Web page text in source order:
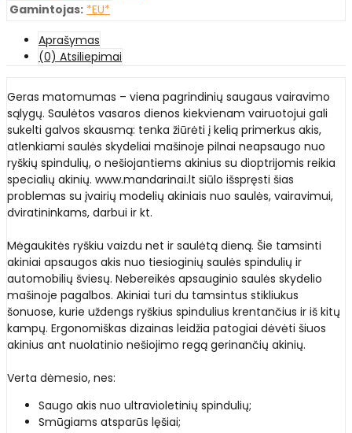
Gamintojas: *EU*
Aprašymas
(0) Atsiliepimai
Geras matomumas – viena pagrindinių saugaus vairavimo
sąlygų. Saulėtos vasaros dienos kiekvienam vairuotojui gali
sukelti galvos skausmą: tenka žiūrėti į kelią primerkus akis,
atlenkiami saulės skydeliai mašinoje pilnai neapsaugo nuo
ryškių spindulių, o nešiojantiems akinius su dioptrijomis reikia
specialių akinių. www.mandarinai.lt siūlo išspręsti šias
problemas su įvairių modelių akiniais nuo saulės, vairavimui,
dviratininkams, darbui ir kt.
Mėgaukitės ryškiu vaizdu net ir saulėtą dieną. Šie tamsinti
akiniai apsaugos akis nuo tiesioginių saulės spindulių ir
automobilių šviesų. Nebereikės apsauginio saulės skydelio
mašinoje pagalbos. Akiniai turi du tamsintus stikliukus
šonuose, kurie uždengs ryškius spindulius krentančius ir iš kitų
kampų. Ergonomiškas dizainas leidžia patogiai dėvėti šiuos
akinius ant nuolatinio nešiojimo regą gerinančių akinių.
Verta dėmesio, nes:
Saugo akis nuo ultravioletinių spindulių;
Smūgiams atsparūs lęšiai;